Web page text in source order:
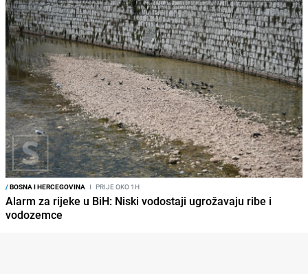
/BOSNA I HERCEGOVINA I PRIJE OKO 1H
Alarm za rijeke u BiH: Niski vodostaji ugrožavaju ribe i
vodozemce